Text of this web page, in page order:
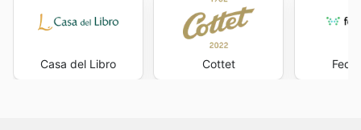
Casa del Libro Cottet